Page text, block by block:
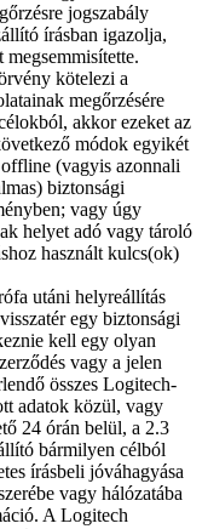
jogszabály
írásban igazolja,
kötelezi a
megőrzésére
akkor ezeket az
módok egyikét
(vagyis azonnali
biztonsági
vagy úgy
helyet adó vagy tároló
használt kulcs(ok)
utáni helyreállítás
egy biztonsági
kell egy olyan
vagy a jelen
összes Logitech-
adatok közül, vagy
24 órán belül, a 2.3
bármilyen célból
írásbeli jóváhagyása
vagy hálózatába
A Logitech